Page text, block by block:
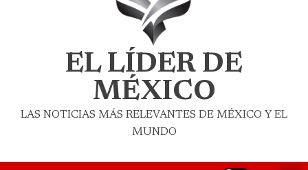
EL LÍDER DE
MÉXICO
LAS NOTICIAS MÁS RELEVANTES DE MÉXICO Y EL
MUNDO